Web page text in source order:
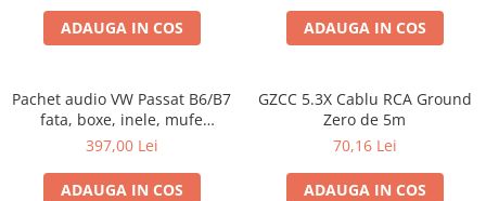
ADAUGA IN COS ADAUGA IN COS
Pachet audio VW Passat B6/B7
fata, boxe, inele, mufe
adaptoare JBL STAGE2 604C
397,00 Lei
ADAUGA IN COS
GZCC 5.3X Cablu RCA Ground
Zero de 5m
70,16 Lei
ADAUGA IN COS